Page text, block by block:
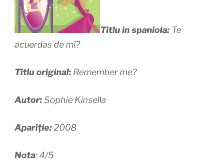
Titlu in spaniola: Te
acuerdas de mí?
Titlu original: Remember me?
Autor:Sophie Kinsella
Apariție:2008
Nota: 4/5